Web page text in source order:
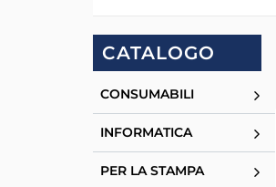
CATALOGO
CONSUMABILI
INFORMATICA
PER LA STAMPA